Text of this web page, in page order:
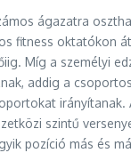
ágazatra
fitness oktatókon
Míg a személyi
addig a
irányítanak.
szintű
pozíció más és